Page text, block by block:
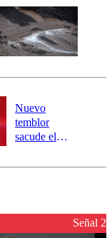
la DMC para
este viernes
Nuevo
temblor
sacude el
revisa la
Señal 2